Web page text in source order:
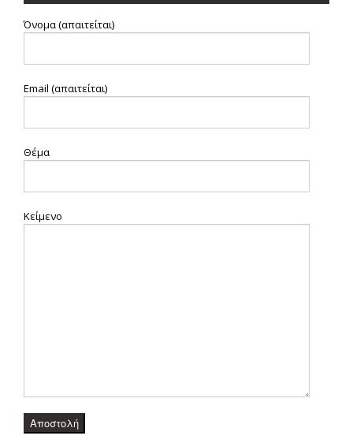
Όνομα (απαιτείται)
Email (απαιτείται)
Θέμα
Κείμενο